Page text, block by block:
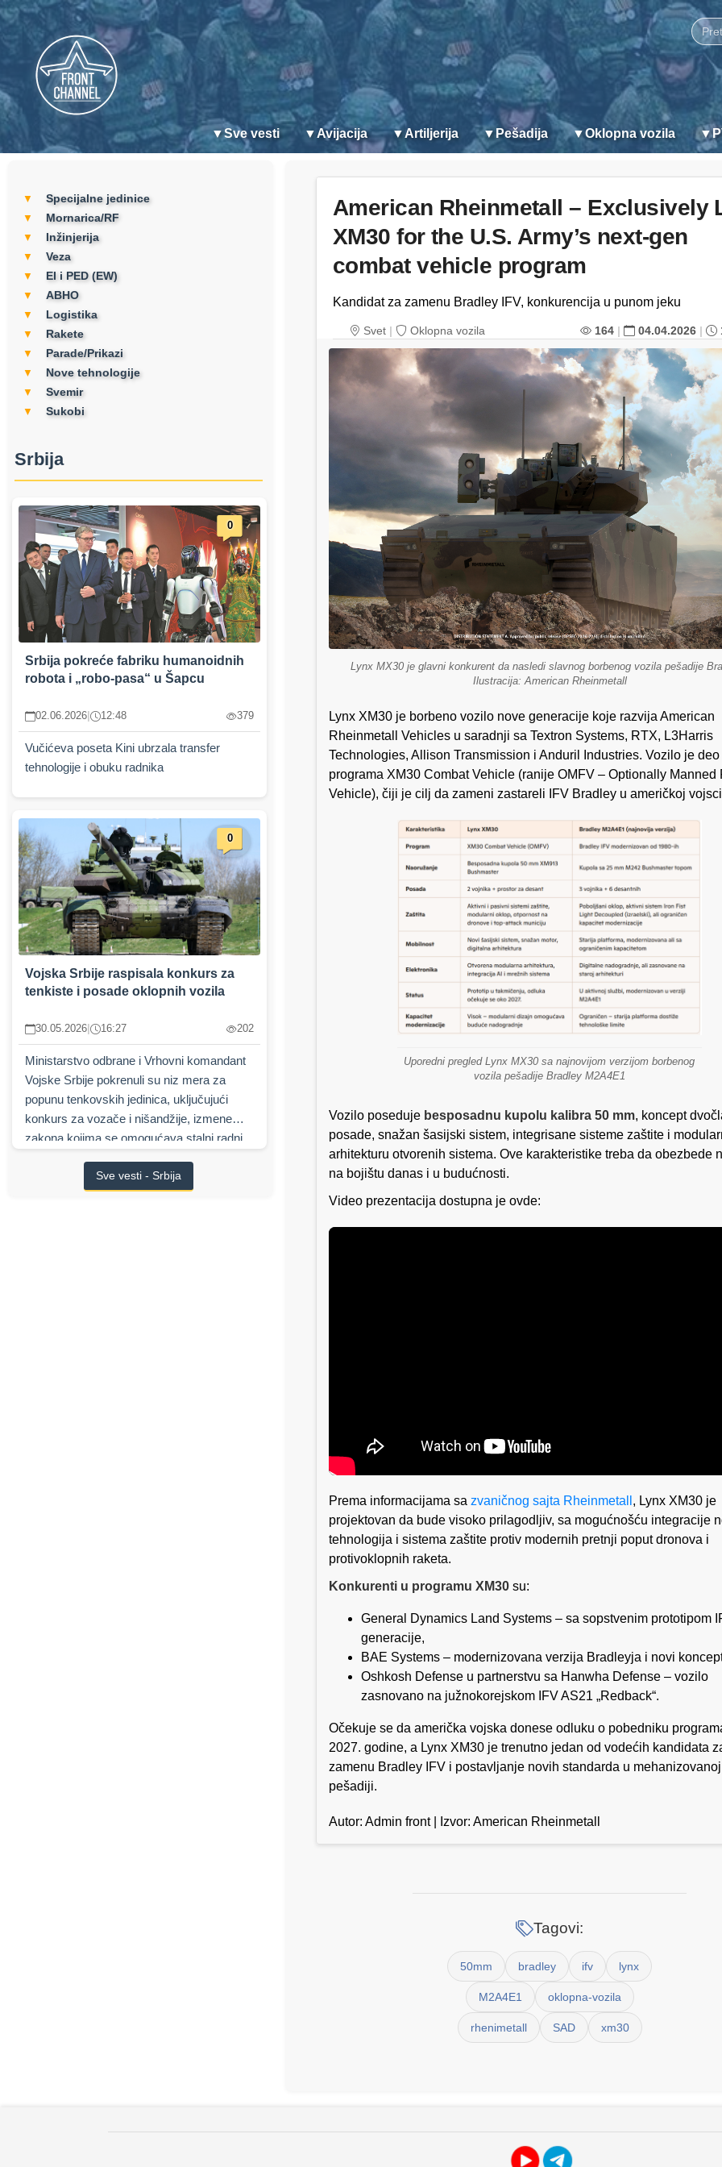
▼Sve vesti ▼Avijacija ▼ Artiljerija ▼ Pešadija ▼Oklopna vozila ▼
▼ Specijalne jedinice
▼ Mornarica/RF
▼ Inžinjerija
▼ Veza
▼ EI i PED (EW)
▼ ABHO
▼ Logistika
▼ Rakete
▼ Parade/Prikazi
▼ Nove tehnologije
▼ Svemir
▼ Sukobi
Srbija
0
Srbija pokreće fabriku humanoidnih
robota i „robo-pasa“ u Šapcu
02.06.2026 12:48 379
Vučićeva poseta Kini ubrzala transfer
tehnologije i obuku radnika
0
Vojska Srbije raspisala konkurs za
tenkiste i posade oklopnih vozila
30.05.2026 16:27 202
Ministarstvo odbrane i Vrhovni komandant
Vojske Srbije pokrenuli su niz mera za
popunu tenkovskih jedinica, uključujući
konkurs za vozače i nišandžije, izmene
zakona kojima se omogućava stalni radni
kao i višemilijardu saradnju sa izraelskim
Elbit Systemsna modernizaciji oklopnih
Sve vesti - Srbija
American Rheinmetall – Exclusively
XM30 for the U.S. Army’s next-gen
combat vehicle program
Kandidat za zamenu Bradley IFV, konkurencija u punom jeku
Svet | Oklopna vozila 164 | 04.04.2026 |
Lynx MX30 je glavni konkurent da nasledi slavnog borbenog vozila pešadije
Ilustracija: American Rheinmetall
Lynx XM30 je borbeno vozilo nove generacije koje razvija American
Rheinmetall Vehicles u saradnji sa Textron Systems, RTX, L3Harris
Technologies, Allison Transmission i Anduril Industries. Vozilo je deo
programa XM30 Combat Vehicle (ranije OMFV – Optionally Manned
Vehicle), čiji je cilj da zameni zastareli IFV Bradley u američkoj
Uporedni pregled Lynx MX30 sa najnovijom verzijom borbenog
vozila pešadije Bradley M2A4E1
Vozilo poseduje besposadnu kupolu kalibra 50 mm, koncept
posade, snažan šasijski sistem, integrisane sisteme zaštite i
arhitekturu otvorenih sistema. Ove karakteristike treba da obezbede
na bojištu danas i u budućnosti.
Video prezentacija dostupna je ovde:
Prema informacijama sa zvaničnog sajta Rheinmetall , Lynx XM30 je
projektovan da bude visoko prilagodljiv, sa mogućnošću integracije
tehnologija i sistema zaštite protiv modernih pretnji poput dronova i
protivoklopnih raketa.
Konkurenti u programu XM30 su:
General Dynamics Land Systems – sa sopstvenim prototipom
generacije,
BAE Systems – modernizovana verzija Bradleyja i novi
Oshkosh Defense u partnerstvu sa Hanwha Defense – vozilo
zasnovano na južnokorejskom IFV AS21 „Redback“.
Očekuje se da američka vojska donese odluku o pobedniku
2027. godine, a Lynx XM30 je trenutno jedan od vodećih kandidata
zamenu Bradley IFV i postavljanje novih standarda u mehanizovanoj
pešadiji.
Autor: Admin front | Izvor: American Rheinmetall
Tagovi:
50mm bradley ifv lynx
M2A4E1 oklopna-vozila
rhenimetall SAD xm30